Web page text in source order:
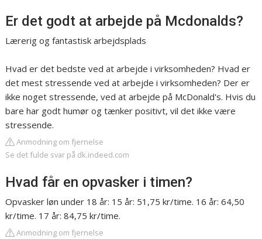
Er det godt at arbejde på Mcdonalds?
Lærerig og fantastisk arbejdsplads
Hvad er det bedste ved at arbejde i virksomheden? Hvad er
det mest stressende ved at arbejde i virksomheden? Der er
ikke noget stressende, ved at arbejde på McDonald's. Hvis du
bare har godt humør og tænker positivt, vil det ikke være
stressende.
Anmodning om fjernelse
Se det fulde svar på dk.indeed.com
Hvad får en opvasker i timen?
Opvasker løn under 18 år: 15 år: 51,75 kr/time. 16 år: 64,50
kr/time. 17 år: 84,75 kr/time.
Anmodning om fjernelse